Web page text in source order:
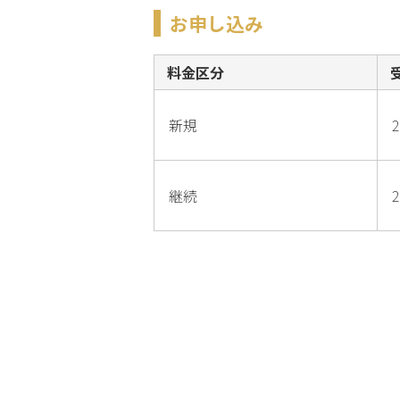
お申し込み
料金区分
新規
継続